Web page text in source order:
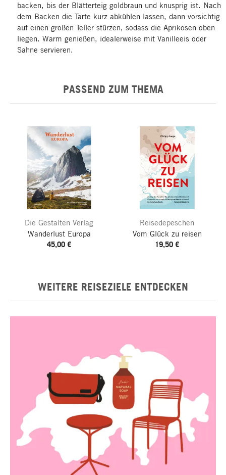
backen, bis der Blätterteig goldbraun und knusprig ist. Nach
dem Backen die Tarte kurz abkühlen lassen, dann vorsichtig
auf einen großen Teller stürzen, sodass die Aprikosen oben
liegen. Warm genießen, idealerweise mit Vanilleeis oder
Sahne servieren.
PASSEND ZUM THEMA
Die Gestalten Verlag
Wanderlust Europa
45,00 €
Reisedepeschen
Vom Glück zu reisen
19,50 €
WEITERE REISEZIELE ENTDECKEN